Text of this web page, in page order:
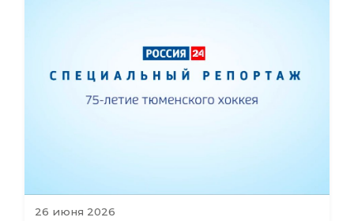
26 июня 2026